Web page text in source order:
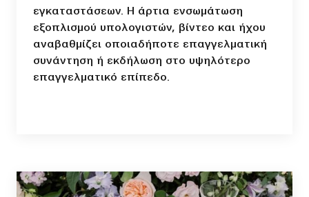
εγκαταστάσεων. Η άρτια ενσωμάτωση
εξοπλισμού υπολογιστών, βίντεο και ήχου
αναβαθμίζει οποιαδήποτε επαγγελματική
συνάντηση ή εκδήλωση στο υψηλότερο
επαγγελματικό επίπεδο.